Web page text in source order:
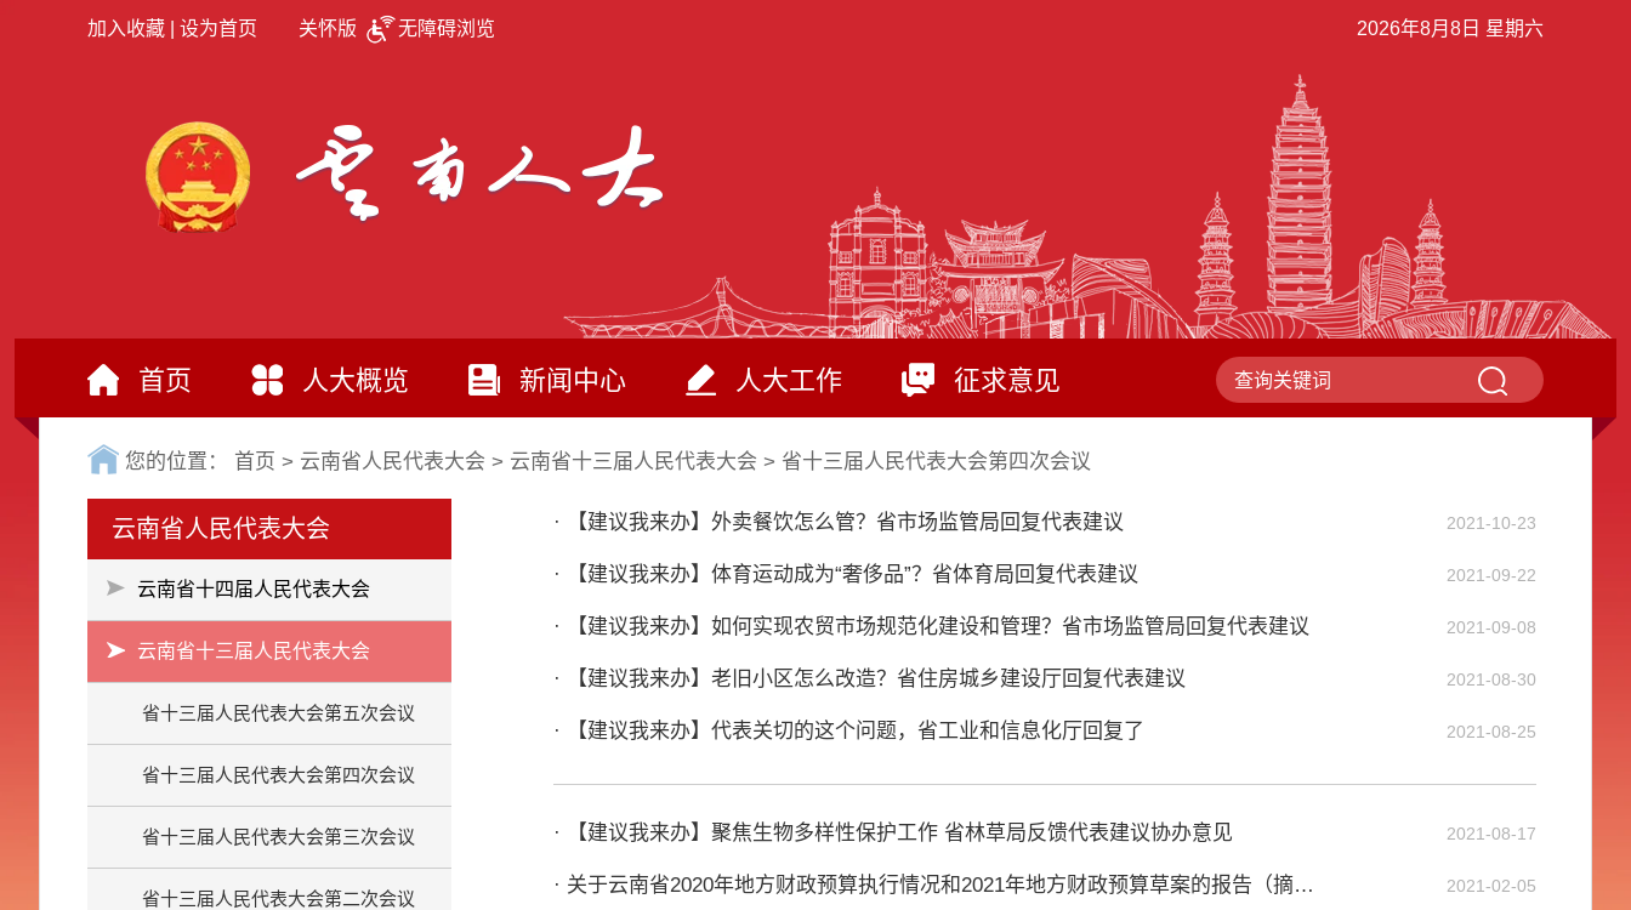
加入收藏 设为首页 关怀版 无障碍浏览 2026年8月8日 星期六
首页 人大概览 新闻中心 人大工作 征求意见
您的位置： 首页 > 云南省人民代表大会 > 云南省十三届人民代表大会 > 省十三届人民代表大会第四次会议
云南省人民代表大会
云南省十四届人民代表大会
云南省十三届人民代表大会
省十三届人民代表大会第五次会议
省十三届人民代表大会第四次会议
省十三届人民代表大会第三次会议
省十三届人民代表大会第二次会议
· 【建议我来办】外卖餐饮怎么管？省市场监管局回复代表建议 2021-10-23
· 【建议我来办】体育运动成为“奢侈品”？省体育局回复代表建议 2021-09-22
· 【建议我来办】如何实现农贸市场规范化建设和管理？省市场监管局回复代表建议 2021-09-08
· 【建议我来办】老旧小区怎么改造？省住房城乡建设厅回复代表建议 2021-08-30
· 【建议我来办】代表关切的这个问题，省工业和信息化厅回复了 2021-08-25
· 【建议我来办】聚焦生物多样性保护工作 省林草局反馈代表建议协办意见 2021-08-17
· 关于云南省2020年地方财政预算执行情况和2021年地方财政预算草案的报告（摘要） 2021-02-05